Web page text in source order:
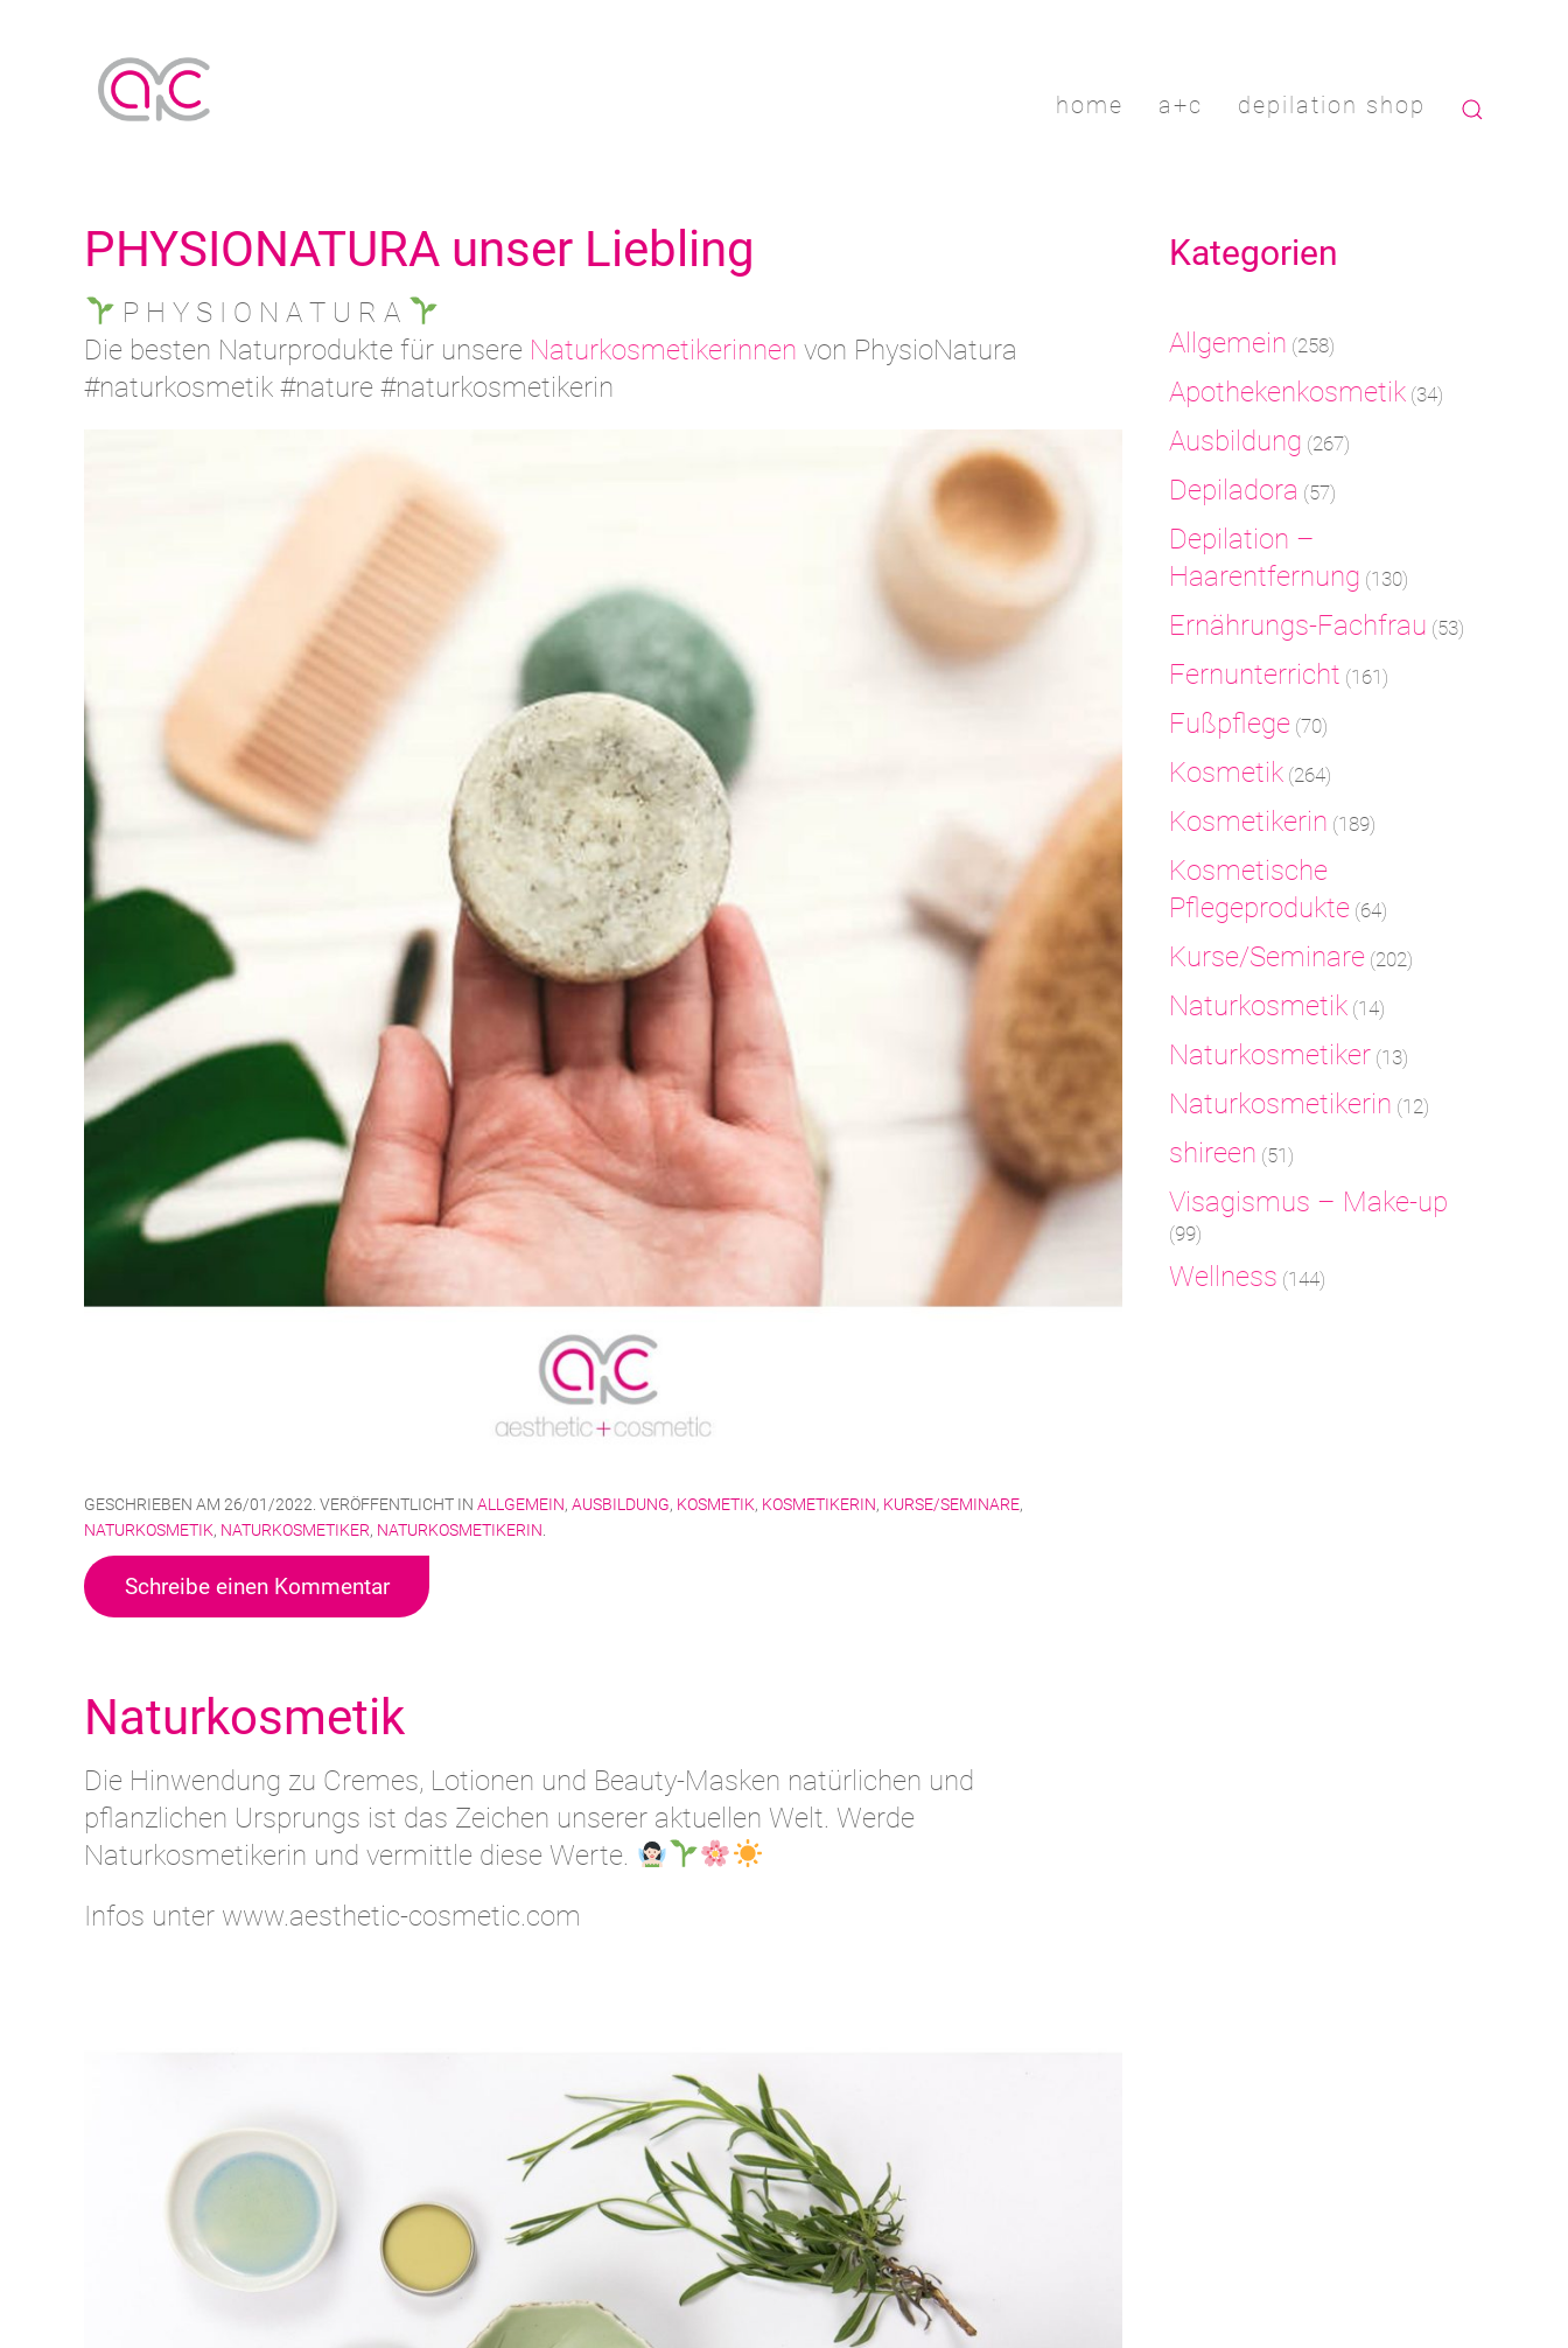
home a+c depilation shop
PHYSIONATURA unser Liebling
P H Y S I O N A T U R A
Die besten Naturprodukte für unsere Naturkosmetikerinnen von PhysioNatura
#naturkosmetik #nature #naturkosmetikerin
GESCHRIEBEN AM 26/01/2022 . VERÖFFENTLICHT IN ALLGEMEIN, AUSBILDUNG, KOSMETIK, KOSMETIKERIN, KURSE/SEMINARE,
NATURKOSMETIK, NATURKOSMETIKER, NATURKOSMETIKERIN
Schreibe einen Kommentar
Naturkosmetik
Die Hinwendung zu Cremes, Lotionen und Beauty-Masken natürlichen und
pflanzlichen Ursprungs ist das Zeichen unserer aktuellen Welt. Werde
Naturkosmetikerin und vermittle diese Werte.
Infos unter www.aesthetic-cosmetic.com
Kategorien
Allgemein (258)
Apothekenkosmetik (34)
Ausbildung (267)
Depiladora (57)
Depilation –
Haarentfernung (130)
Ernährungs-Fachfrau (53)
Fernunterricht (161)
Fußpflege (70)
Kosmetik (264)
Kosmetikerin (189)
Kosmetische
Pflegeprodukte (64)
Kurse/Seminare (202)
Naturkosmetik (14)
Naturkosmetiker (13)
Naturkosmetikerin (12)
shireen (51)
Visagismus – Make-up
(99)
Wellness (144)